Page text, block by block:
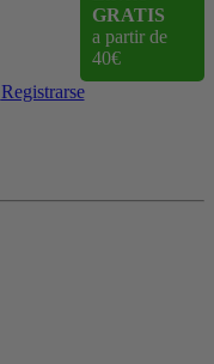
GRATIS
a partir de
40€
Registrarse